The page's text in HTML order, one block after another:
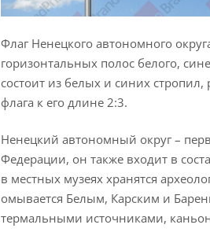
Флаг Ненецкого автономного
горизонтальных полос белого,
состоит из белых и синих
флага к его длине 2:3.
Ненецкий автономный округ –
Федерации, он также входит в
в местных музеях хранятся
омывается Белым, Карским и
термальными источниками,